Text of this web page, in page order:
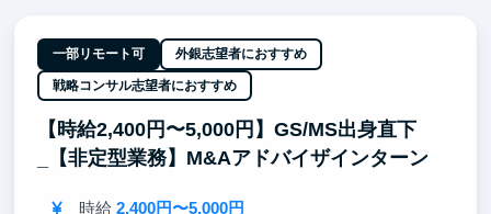
・取締役と直接議論しながらプロジェクトを動かす経
験は大企業インターンではほぼ得られません。経営視
点での意思決定プロセスを間近で体感でき、将来の起
業・戦略職を目指す方に特に価値の高い環境です。
一部リモート可 外銀志望者におすすめ
戦略コンサル志望者におすすめ
【時給2,400円〜5,000円】GS/MS出身直下
_【非定型業務】M&Aアドバイザインターン
時給 2,400円〜5,000円